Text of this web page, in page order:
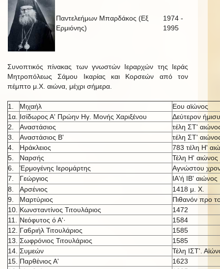
Παντελεήμων Μπαρδάκος (Εξ
Ερμιόνης)
1974 -
1995
Συνοπτικός πίνακας των γνωστών Ιεραρχών της Ιεράς
Μητροπόλεως Σάμου Ικαρίας και Κορσεών από τον
πέμπτο μ.Χ. αιώνα, μέχρι σήμερα.
1. Μιχαήλ
Εου αϊώνος
1α. Ισίδωρος Α' Πρώην Ηγ. Μονής Χαριξένου
Δεύτερον
2.
Αναστάσιος
τέλη ΣΤ'
3.
Αναστάσιος Β'
τέλη ΣΤ'
4.
Ηράκλειος
783 τέλη Η'
5.
Ναρσής
Τέλη Η' αιώνος
6.
Έρμογένης Ιερομάρτης
Αγνώστου
7.
Γεώργιος ΙΑ'ή IB' αιώνος
8.
Αρσένιος
1418 μ. X.
9.
Μαρτύριος
Πιθανόν προ
10. Κωνσταντίνος Τιτουλάριος
1472
11.
Νεόφυτος ό Α'·
1584
12.
Γα6ριήλ Τιτουλάριος
1585
13. Σωφρόνιος Τιτουλάριος
1585
14. Συμεών
Τέλη ΙΣΤ'.
15. Παρθένιος Α'
1623